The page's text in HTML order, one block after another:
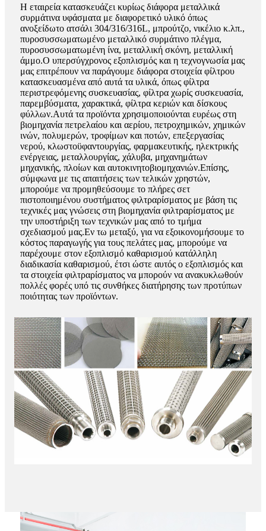
Η εταιρεία κατασκευάζει κυρίως διάφορα μεταλλικά
συρμάτινα υφάσματα με διαφορετικό υλικό όπως
ανοξείδωτο ατσάλι 304/316/316L, μπρούτζο, νικέλιο κ.λπ.,
πυροσυσσωματωμένο μεταλλικό συρμάτινο πλέγμα,
πυροσυσσωματωμένη ίνα, μεταλλική σκόνη, μεταλλική
άμμο.Ο υπερσύγχρονος εξοπλισμός και η τεχνογνωσία μας
μας επιτρέπουν να παράγουμε διάφορα στοιχεία φίλτρου
κατασκευασμένα από αυτά τα υλικά, όπως φίλτρα
περιστρεφόμενης συσκευασίας, φίλτρα χωρίς συσκευασία,
παρεμβύσματα, χαρακτικά, φίλτρα κεριών και δίσκους
φύλλων.Αυτά τα προϊόντα χρησιμοποιούνται ευρέως στη
βιομηχανία πετρελαίου και αερίου, πετροχημικών, χημικών
ινών, πολυμερών, τροφίμων και ποτών, επεξεργασίας
νερού, κλωστοϋφαντουργίας, φαρμακευτικής, ηλεκτρικής
ενέργειας, μεταλλουργίας, χάλυβα, μηχανημάτων
μηχανικής, πλοίων και αυτοκινητοβιομηχανιών.Επίσης,
σύμφωνα με τις απαιτήσεις των τελικών χρηστών,
μπορούμε να προμηθεύσουμε το πλήρες σετ
πιστοποιημένου συστήματος φιλτραρίσματος με βάση τις
τεχνικές μας γνώσεις στη βιομηχανία φιλτραρίσματος με
την υποστήριξη των τεχνικών μας από το τμήμα
σχεδιασμού μας.Εν τω μεταξύ, για να εξοικονομήσουμε το
κόστος παραγωγής για τους πελάτες μας, μπορούμε να
παρέχουμε στον εξοπλισμό καθαρισμού κατάλληλη
διαδικασία καθαρισμού, έτσι ώστε αυτός ο εξοπλισμός και
τα στοιχεία φιλτραρίσματος να μπορούν να ανακυκλωθούν
πολλές φορές υπό τις συνθήκες διατήρησης των προτύπων
ποιότητας των προϊόντων.